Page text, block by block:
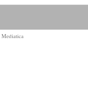
Mediatica